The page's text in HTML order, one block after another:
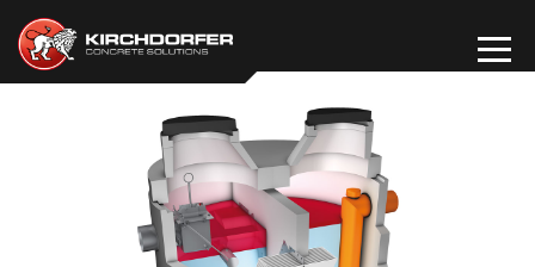
Inhalt
springen